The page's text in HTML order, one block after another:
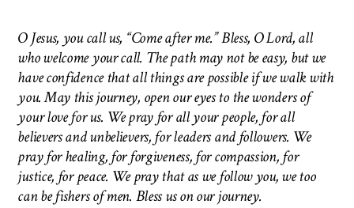
O Jesus, you call us, “Come after me.” Bless, O Lord, all
who welcome your call. The path may not be easy, but we
have confidence that all things are possible if we walk with
you. May this journey, open our eyes to the wonders of
your love for us. We pray for all your people, for all
believers and unbelievers, for leaders and followers. We
pray for healing, for forgiveness, for compassion, for
justice, for peace. We pray that as we follow you, we too
can be fishers of men. Bless us on our journey.